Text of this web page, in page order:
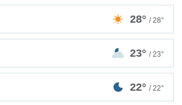
28° / 28°
23° / 23°
22° / 22°